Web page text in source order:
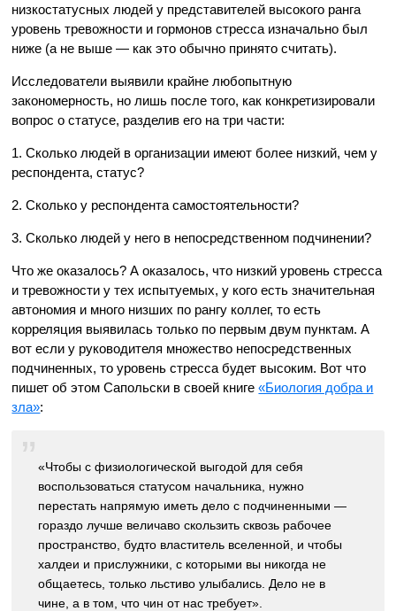
низкостатусных людей у представителей высокого ранга
уровень тревожности и гормонов стресса изначально был
ниже (а не выше — как это обычно принято считать).
Исследователи выявили крайне любопытную
закономерность, но лишь после того, как конкретизировали
вопрос о статусе, разделив его на три части:
1. Сколько людей в организации имеют более низкий, чем у
респондента, статус?
2. Сколько у респондента самостоятельности?
3. Сколько людей у него в непосредственном подчинении?
Что же оказалось? А оказалось, что низкий уровень стресса
и тревожности у тех испытуемых, у кого есть значительная
автономия и много низших по рангу коллег, то есть
корреляция выявилась только по первым двум пунктам. А
вот если у руководителя множество непосредственных
подчиненных, то уровень стресса будет высоким. Вот что
пишет об этом Сапольски в своей книге«Биология добра и
зла»:
«Чтобы с физиологической выгодой для себя
воспользоваться статусом начальника, нужно
перестать напрямую иметь дело с подчиненными —
гораздо лучше величаво скользить сквозь рабочее
пространство, будто властитель вселенной, и чтобы
халдеи и прислужники, с которыми вы никогда не
общаетесь, только льстиво улыбались. Дело не в
чине, а в том, что чин от нас требует».